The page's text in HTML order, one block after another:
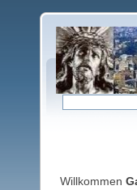
Willkommen